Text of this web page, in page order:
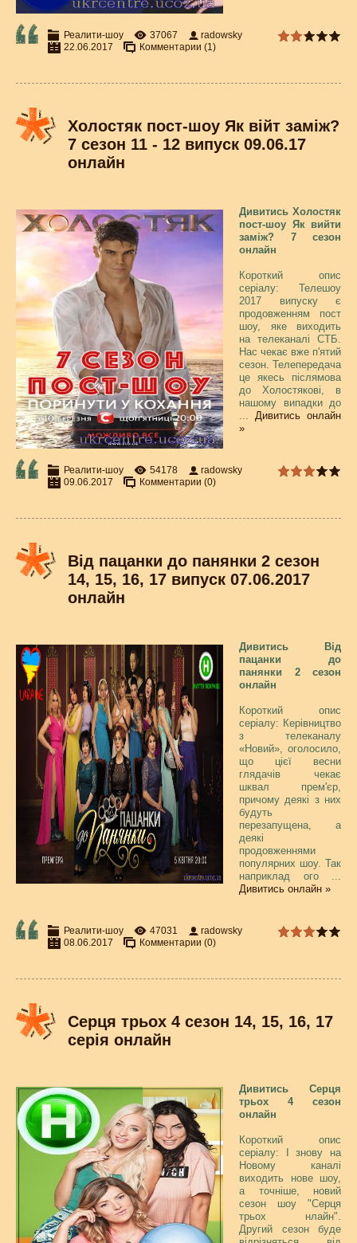
Реалити-шоу 37067
radowsky
22.06.2017
Комментарии (1)
Холостяк пост-шоу Як війт заміж?
7 сезон 11 - 12 випуск 09.06.17
онлайн
Дивитись Холостяк
пост-шоу Як вийти
заміж? 7 сезон
онлайн
Короткий опис
серіалу: Телешоу
2017 випуску є
продовженням пост
шоу, яке виходить
на телеканалі СТБ.
Нас чекає вже п'ятий
сезон. Телепередача
це якесь післямова
до Холостякові, в
нашому випадки до
... Дивитись онлайн
»
Реалити-шоу 54178
radowsky
09.06.2017
Комментарии (0)
Від пацанки до панянки 2 сезон
14, 15, 16, 17 випуск 07.06.2017
онлайн
Дивитись Від
пацанки до
панянки 2 сезон
онлайн
Короткий опис
серіалу: Керівництво
з телеканалу
«Новий», оголосило,
що цієї весни
глядачів чекає
шквал прем'єр,
причому деякі з них
будуть
перезапущена, а
деякі
продовженнями
популярних шоу. Так
наприклад ого ...
Дивитись онлайн »
Реалити-шоу 47031
radowsky
08.06.2017
Комментарии (0)
Серця трьох 4 сезон 14, 15, 16, 17
серія онлайн
Дивитись Серця
трьох 4 сезон
онлайн
Короткий опис
серіалу: І знову на
Новому каналі
виходить нове шоу,
а точніше, новий
сезон шоу "Серця
трьох нлайн".
Другий сезон буде